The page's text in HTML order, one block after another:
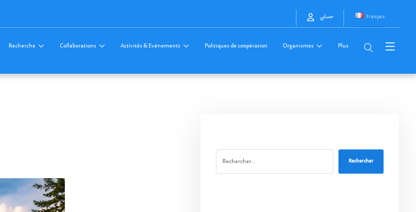
Français حسابي
Recherche Collaborations Activités & Evénements Politiques de coopération Organismes Plus
Rechercher